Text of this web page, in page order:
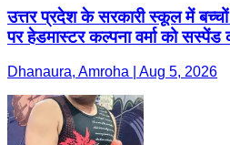
उत्तर प्रदेश के सरकारी स्कूल में बच्चों
पर हेडमास्टर कल्पना वर्मा को सस्पेंड
Dhanaura, Amroha | Aug 5, 2026